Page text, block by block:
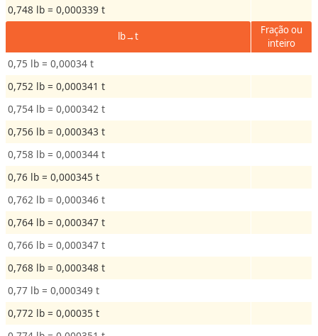
r
a
0,748 lb = 0,000339 t
lb→t
Fração ou
inteiro
0,75 lb = 0,00034 t
0,752 lb = 0,000341 t
0,754 lb = 0,000342 t
0,756 lb = 0,000343 t
0,758 lb = 0,000344 t
0,76 lb = 0,000345 t
0,762 lb = 0,000346 t
0,764 lb = 0,000347 t
0,766 lb = 0,000347 t
0,768 lb = 0,000348 t
0,77 lb = 0,000349 t
0,772 lb = 0,00035 t